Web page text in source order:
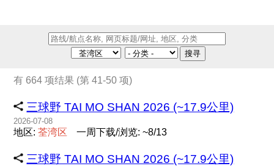
搜寻
有 664 项结果 (第 41-50 项)
三球野 TAI MO SHAN 2026 (~17.9公里)
2026-07-08
地区:荃湾区 一周下载/浏览: ~8/13
三球野 TAI MO SHAN 2026 (~17.9公里)